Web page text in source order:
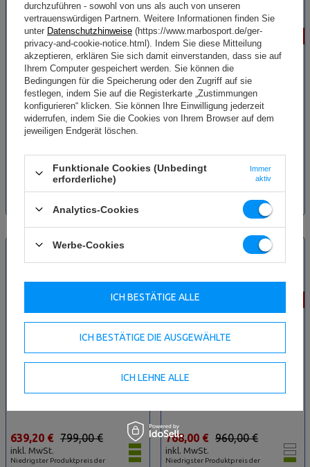
-20%
Kurzhantelablage (3 Module) UX-
S207 - UpForm
letzten 30 Tage: 595,00 €
841,60 €
Kurzhantelablage (4 Module) UX-
Niedrigster Produktpreis der
letzten 30 Tage: 1 380,00 €
1 104,00 €
-20%
Niedrigster Produktpreis der
799,00 €
639,20 €
inkl. MwSt.
SONDERANGEBOT
Niedrigster Produktpreis der
960,00 €
768,00 €
inkl. MwSt.
durchzuführen - sowohl von uns als auch von unseren
vertrauenswürdigen Partnern. Weitere Informationen finden Sie
unter Datenschutzhinweise (https://www.marbosport.de/ger-
privacy-and-cookie-notice.html). Indem Sie diese Mitteilung
akzeptieren, erklären Sie sich damit einverstanden, dass sie auf
Ihrem Computer gespeichert werden. Sie können die
Bedingungen für die Speicherung oder den Zugriff auf sie
festlegen, indem Sie auf die Registerkarte „Zustimmungen
konfigurieren“ klicken. Sie können Ihre Einwilligung jederzeit
widerrufen, indem Sie die Cookies von Ihrem Browser auf dem
jeweiligen Endgerät löschen.
Funktionale Cookies (Unbedingt
erforderliche)
Immer
aktiv
Analytics-Cookies
Werbe-Cookies
ICH BESTÄTIGE DIE AUSGEWÄHLTE
ICH LEHNE ALLE
ICH BESTÄTIGE ALLE